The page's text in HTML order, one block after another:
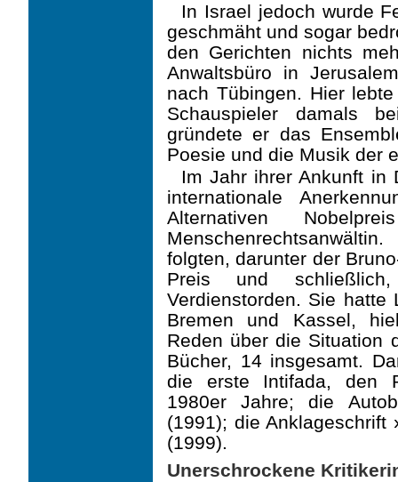
In Israel jedoch wurde
geschmäht und sogar
den Gerichten nichts
Anwaltsbüro in
nach Tübingen. Hier
Schauspieler damals
gründete er das
Poesie und die Musik der
Im Jahr ihrer Ankunft in
internationale
Alternativen
folgten, darunter der
Preis und
Verdienstorden. Sie hatte
Bremen und Kassel,
Reden über die Situation
Bücher, 14 insgesamt.
die erste Intifada, den
1980er Jahre; die
(1991); die
(1999).
Unerschrockene